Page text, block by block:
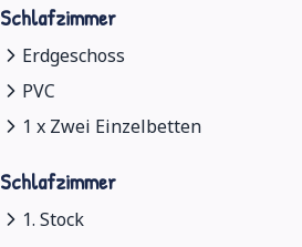
Schlafzimmer
Erdgeschoss
PVC
1 x Zwei Einzelbetten
Schlafzimmer
1. Stock